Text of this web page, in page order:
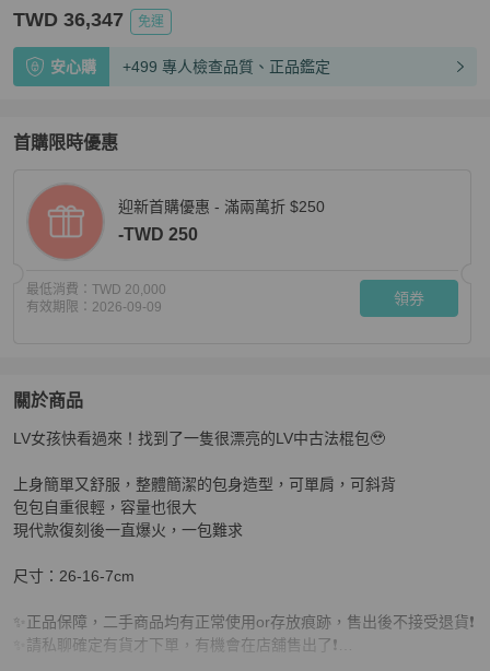
TWD 36,347 免運
安心購 +499 專人檢查品質、正品鑑定
首購限時優惠
迎新首購優惠 - 滿兩萬折 $250
-TWD 250
最低消費： TWD 20,000
有效期限： 2026-09-09 領券
關於商品
關於【姐妹快來撿漏😆新款一半價錢👍🏻】LV中古老花法棍郵
LV女孩快看過來！找到了一隻很漂亮的LV中古法棍包🥹
上身簡單又舒服，整體簡潔的包身造型，可單肩，可斜背
包包自重很輕，容量也很大
現代款復刻後一直爆火，一包難求
尺寸：26-16-7cm
✨正品保障，二手商品均有正常使用or存放痕跡，售出後不接受退貨❗️
✨請私聊確定有貨才下單，有機會在店舖售出了❗️